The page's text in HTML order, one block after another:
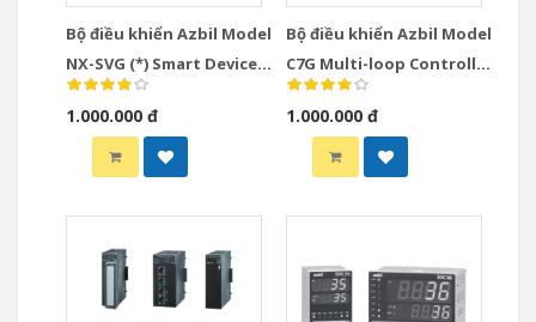
Bộ điều khiển Azbil Model
NX-SVG (*) Smart Device
Gateway
1.000.000 đ
Bộ điều khiển Azbil Model
C7G Multi-loop Controller
with Multifunction
Display Model
1.000.000 đ